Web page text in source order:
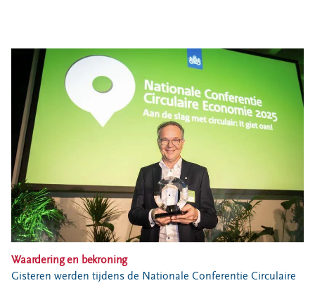
Afval aanmelden
Bouwcontainer huren
Ons verhaal
Nieuws
Ontdek Omrin
Over Omrin
Hier werken we aan
Ecopark De Wierde
Reststoffen Energie Centrale
Projecten
Waardering en bekroning
Gisteren werden tijdens de Nationale Conferentie Circulaire